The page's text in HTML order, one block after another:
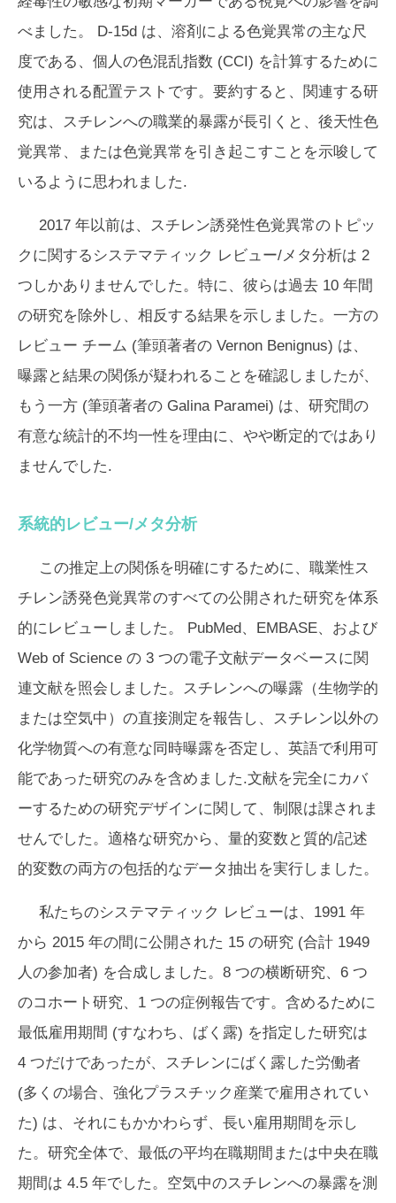
べました。 D-15d は、溶剤による色覚異常の主な尺
度である、個人の色混乱指数 (CCI) を計算するために
使用される配置テストです。要約すると、関連する研
究は、スチレンへの職業的暴露が長引くと、後天性色
覚異常、または色覚異常を引き起こすことを示唆して
いるように思われました.
2017 年以前は、スチレン誘発性色覚異常のトピッ
クに関するシステマティック レビュー/メタ分析は 2
つしかありませんでした。特に、彼らは過去 10 年間
の研究を除外し、相反する結果を示しました。一方の
レビュー チーム (筆頭著者の Vernon Benignus) は、
曝露と結果の関係が疑われることを確認しましたが、
もう一方 (筆頭著者の Galina Paramei) は、研究間の
有意な統計的不均一性を理由に、やや断定的ではあり
ませんでした.
系統的レビュー/メタ分析
この推定上の関係を明確にするために、職業性ス
チレン誘発色覚異常のすべての公開された研究を体系
的にレビューしました。 PubMed、EMBASE、および
Web of Science の 3 つの電子文献データベースに関
連文献を照会しました。スチレンへの曝露（生物学的
または空気中）の直接測定を報告し、スチレン以外の
化学物質への有意な同時曝露を否定し、英語で利用可
能であった研究のみを含めました.文献を完全にカバ
ーするための研究デザインに関して、制限は課されま
せんでした。適格な研究から、量的変数と質的/記述
的変数の両方の包括的なデータ抽出を実行しました。
私たちのシステマティック レビューは、1991 年
から 2015 年の間に公開された 15 の研究 (合計 1949
人の参加者) を合成しました。8 つの横断研究、6 つ
のコホート研究、1 つの症例報告です。含めるために
最低雇用期間 (すなわち、ばく露) を指定した研究は
4 つだけであったが、スチレンにばく露した労働者
(多くの場合、強化プラスチック産業で雇用されてい
た) は、それにもかかわらず、長い雇用期間を示し
た。研究全体で、最低の平均在職期間または中央在職
期間は 4.5 年でした。空気中のスチレンへの暴露を測